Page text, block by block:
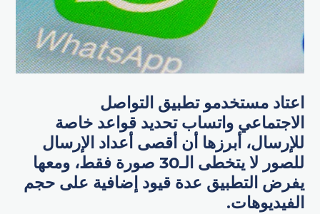
اعتاد مستخدمو تطبيق التواصل
الاجتماعي واتساب تحديد قواعد خاصة
للإرسال، أبرزها أن أقصى أعداد الإرسال
للصور لا يتخطى الـ30 صورة فقط، ومعها
يفرض التطبيق عدة قيود إضافية على حجم
الفيديوهات.